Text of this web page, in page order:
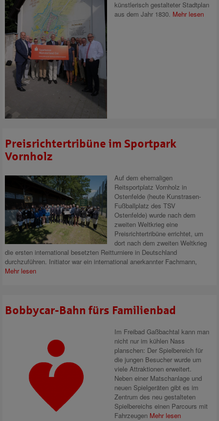
künstlerisch gestalteter Stadtplan
aus dem Jahr 1830. Mehr lesen
Preisrichtertribüne im Sportpark
Vornholz
Auf dem ehemaligen
Reitsportplatz Vornholz in
Ostenfelde (heute Kunstrasen-
Fußballplatz des TSV
Ostenfelde) wurde nach dem
zweiten Weltkrieg eine
Preisrichtertribüne errichtet, um
dort nach dem zweiten Weltkrieg
die ersten international besetzten Reitturniere in Deutschland
durchzuführen. Initiator war ein international anerkannter Fachmann,
Mehr lesen
Bobbycar-Bahn fürs Familienbad
Im Freibad Gaßbachtal kann man
nicht nur im kühlen Nass
planschen: Der Spielbereich für
die jungen Besucher wurde um
viele Attraktionen erweitert.
Neben einer Matschanlage und
neuen Spielgeräten gibt es im
Zentrum des neu gestalteten
Spielbereichs einen Parcours mit
Fahrzeugen Mehr lesen